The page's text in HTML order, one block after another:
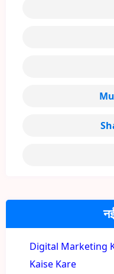
Digital Marketing
Kaise Kare